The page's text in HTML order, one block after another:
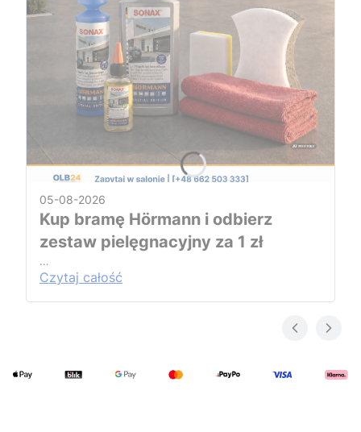
05-08-2026
Kup bramę Hörmann i odbierz
zestaw pielęgnacyjny za 1 zł
…
Czytaj całość